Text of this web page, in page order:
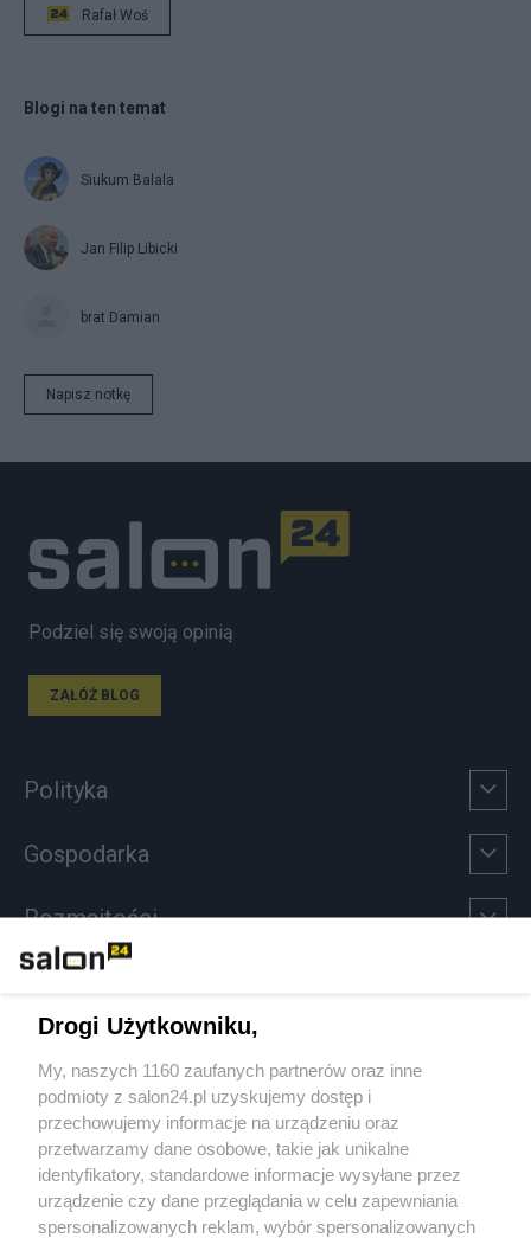
Rafał Woś
Blogi na ten temat
Siukum Balala
Jan Filip Libicki
brat Damian
Napisz notkę
Podziel się swoją opinią
ZAŁÓŻ BLOG
Polityka
Gospodarka
Rozmaitości
Sport
Społeczeństwo
Kultura
Drogi Użytkowniku,
My, naszych 1160 zaufanych partnerów oraz inne
podmioty z salon24.pl uzyskujemy dostęp i
przechowujemy informacje na urządzeniu oraz
przetwarzamy dane osobowe, takie jak unikalne
identyfikatory, standardowe informacje wysyłane przez
urządzenie czy dane przeglądania w celu zapewniania
spersonalizowanych reklam, wybór spersonalizowanych